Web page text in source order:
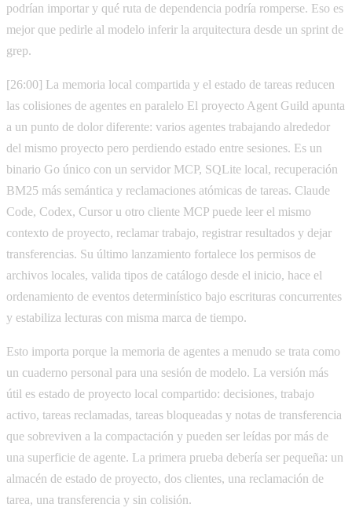
podrían importar y qué ruta de dependencia podría romperse. Eso es
mejor que pedirle al modelo inferir la arquitectura desde un sprint de
grep.
[26:00] La memoria local compartida y el estado de tareas reducen
las colisiones de agentes en paralelo El proyecto Agent Guild apunta
a un punto de dolor diferente: varios agentes trabajando alrededor
del mismo proyecto pero perdiendo estado entre sesiones. Es un
binario Go único con un servidor MCP, SQLite local, recuperación
BM25 más semántica y reclamaciones atómicas de tareas. Claude
Code, Codex, Cursor u otro cliente MCP puede leer el mismo
contexto de proyecto, reclamar trabajo, registrar resultados y dejar
transferencias. Su último lanzamiento fortalece los permisos de
archivos locales, valida tipos de catálogo desde el inicio, hace el
ordenamiento de eventos determinístico bajo escrituras concurrentes
y estabiliza lecturas con misma marca de tiempo.
Esto importa porque la memoria de agentes a menudo se trata como
un cuaderno personal para una sesión de modelo. La versión más
útil es estado de proyecto local compartido: decisiones, trabajo
activo, tareas reclamadas, tareas bloqueadas y notas de transferencia
que sobreviven a la compactación y pueden ser leídas por más de
una superficie de agente. La primera prueba debería ser pequeña: un
almacén de estado de proyecto, dos clientes, una reclamación de
tarea, una transferencia y sin colisión.